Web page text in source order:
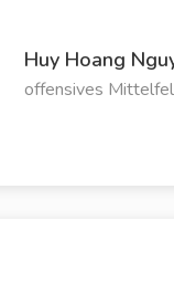
Huy Hoang
offensives